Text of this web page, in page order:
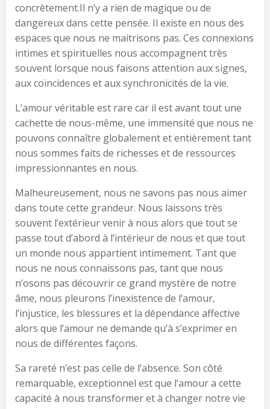
concrètement.Il n’y a rien de magique ou de
dangereux dans cette pensée. Il existe en nous des
espaces que nous ne maitrisons pas. Ces connexions
intimes et spirituelles nous accompagnent très
souvent lorsque nous faisons attention aux signes,
aux coïncidences et aux synchronicités de la vie.
L’amour véritable est rare car il est avant tout une
cachette de nous-même, une immensité que nous ne
pouvons connaître globalement et entièrement tant
nous sommes faits de richesses et de ressources
impressionnantes en nous.
Malheureusement, nous ne savons pas nous aimer
dans toute cette grandeur. Nous laissons très
souvent l’extérieur venir à nous alors que tout se
passe tout d’abord à l’intérieur de nous et que tout
un monde nous appartient intimement. Tant que
nous ne nous connaissons pas, tant que nous
n’osons pas découvrir ce grand mystère de notre
âme, nous pleurons l’inexistence de l’amour,
l’injustice, les blessures et la dépendance affective
alors que l’amour ne demande qu’à s’exprimer en
nous de différentes façons.
Sa rareté n’est pas celle de l’absence. Son côté
remarquable, exceptionnel est que l’amour a cette
capacité à nous transformer et à changer notre vie